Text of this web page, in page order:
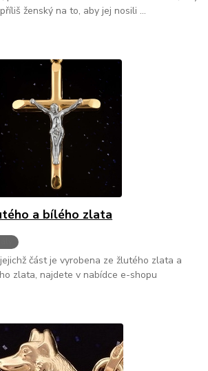
ženský na to, aby jej nosili ...
a bílého zlata
část je vyrobena ze žlutého zlata a
zlata, najdete v nabídce e-shopu